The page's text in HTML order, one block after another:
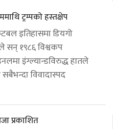
ट्रम्पको हस्तक्षेप
इतिहासमा डियगो
सन् १९८६ विश्वकप
इंग्ल्यान्डविरुद्ध हातले
विवादास्पद
प्रकाशित